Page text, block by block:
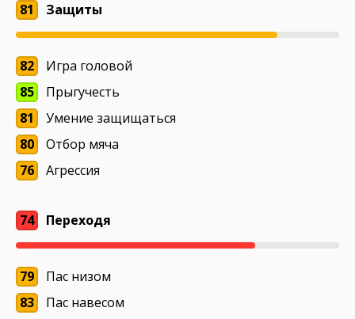
81 Защиты
82
Игра головой
85
Прыгучесть
81
Умение защищаться
80
Отбор мяча
76
Агрессия
74 Переходя
79
Пас низом
83
Пас навесом